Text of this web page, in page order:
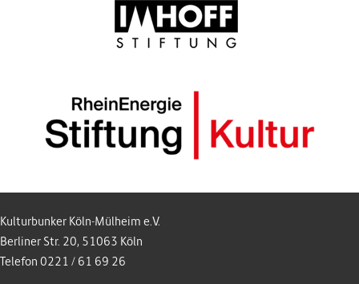
Kulturbunker Köln-Mülheim e.V.
Berliner Str. 20, 51063 Köln
Telefon 0221 / 61 69 26